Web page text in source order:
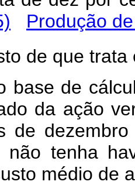
Produção
de que trata
base de
da ação
de
não tenha
médio de